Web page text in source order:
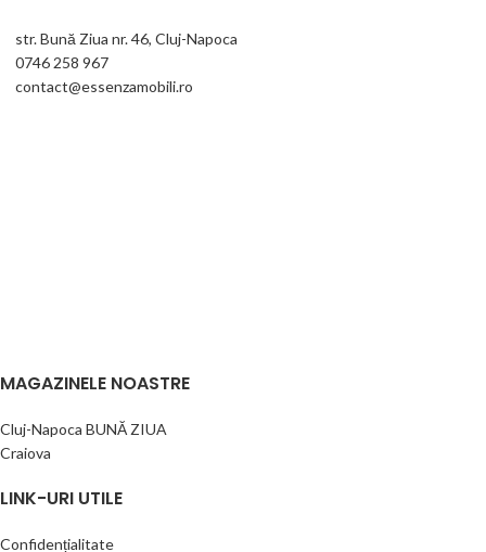
str. Bună Ziua nr. 46, Cluj-Napoca
0746 258 967
contact@essenzamobili.ro
MAGAZINELE NOASTRE
Cluj-Napoca BUNĂ ZIUA
Craiova
LINK-URI UTILE
Confidențialitate